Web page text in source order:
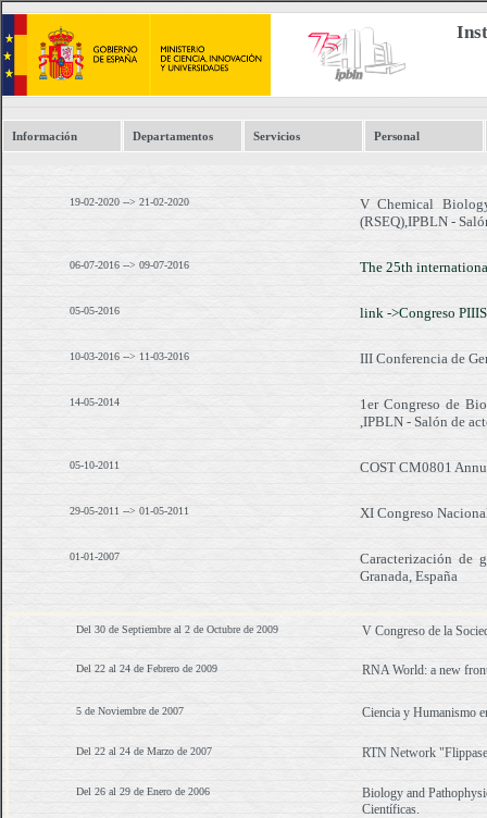
Información Departamentos Servicios Personal
19-02-2020 --> 21-02-2020
V Chemical
(RSEQ),IPBLN -
06-07-2016 --> 09-07-2016 The 25th
05-05-2016 link ->Congreso
10-03-2016 --> 11-03-2016 III Conferencia de
14-05-2014
1er Congreso de
,IPBLN - Salón de
05-10-2011 COST CM0801
29-05-2011 --> 01-05-2011 XI Congreso
01-01-2007
Caracterización de
Granada, España
Del 30 de Septiembre al 2 de Octubre de 2009 V Congreso de la
Del 22 al 24 de Febrero de 2009 RNA World: a new
5 de Noviembre de 2007 Ciencia y Humanismo
Del 22 al 24 de Marzo de 2007 RTN Network
Del 26 al 29 de Enero de 2006
Biology and
Científicas.